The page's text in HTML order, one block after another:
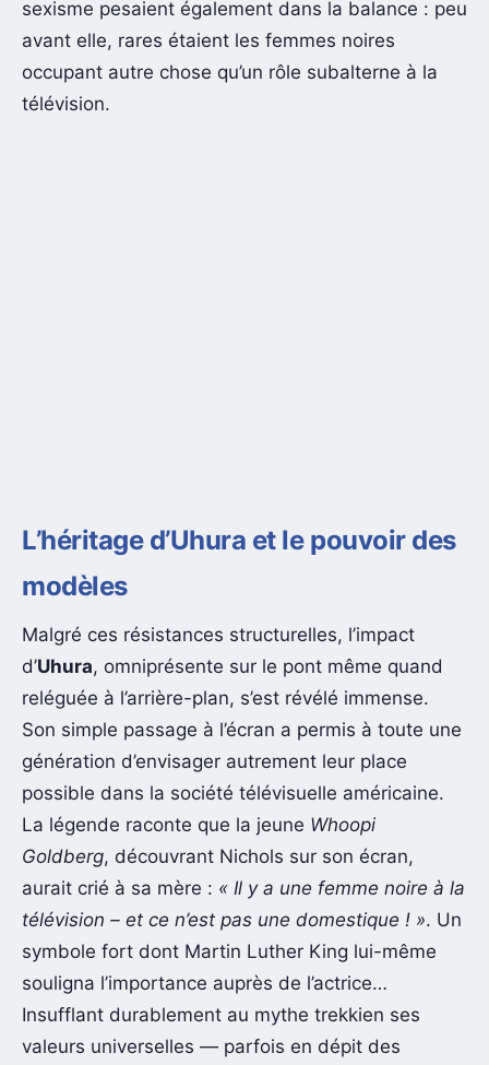
sexisme pesaient également dans la balance : peu
avant elle, rares étaient les femmes noires
occupant autre chose qu’un rôle subalterne à la
télévision.
L’héritage d’Uhura et le pouvoir des
modèles
Malgré ces résistances structurelles, l’impact
d’Uhura, omniprésente sur le pont même quand
reléguée à l’arrière-plan, s’est révélé immense.
Son simple passage à l’écran a permis à toute une
génération d’envisager autrement leur place
possible dans la société télévisuelle américaine.
La légende raconte que la jeune Whoopi
Goldberg, découvrant Nichols sur son écran,
aurait crié à sa mère : « Il y a une femme noire à la
télévision – et ce n’est pas une domestique ! ». Un
symbole fort dont Martin Luther King lui-même
souligna l’importance auprès de l’actrice…
Insufflant durablement au mythe trekkien ses
valeurs universelles — parfois en dépit des